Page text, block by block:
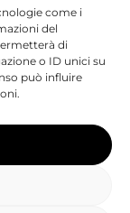
come i
del
di
o ID unici su
può influire
SDI: